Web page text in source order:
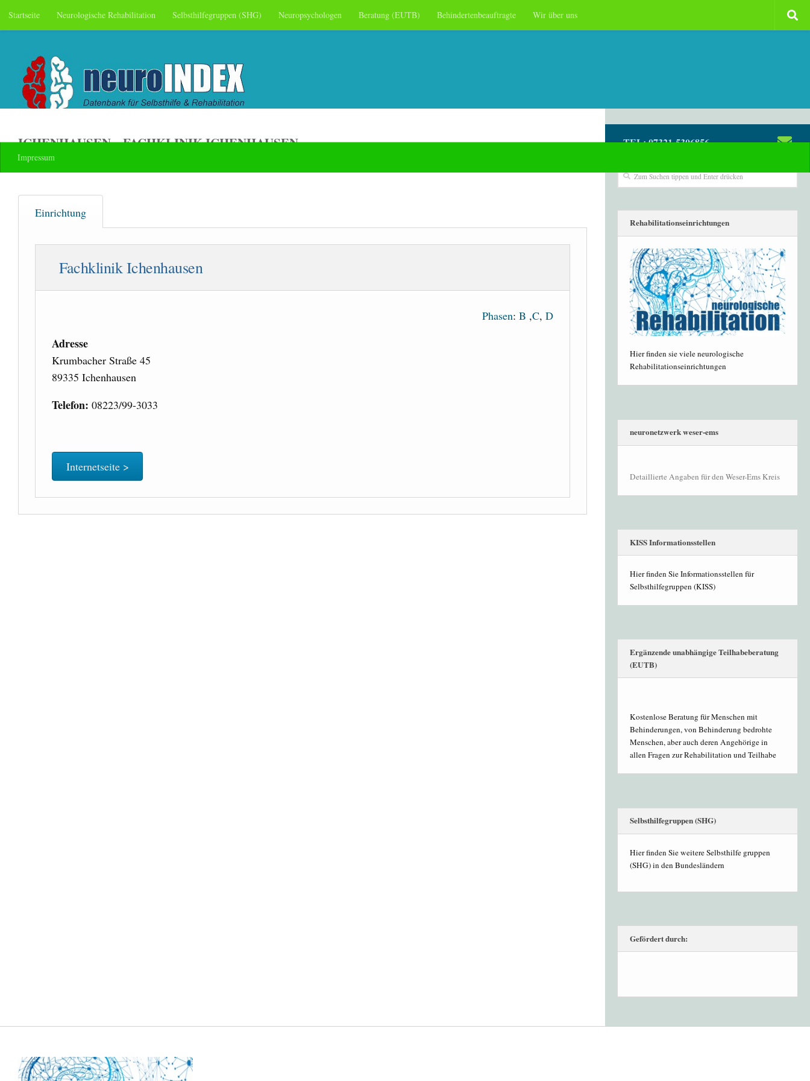
Skip to content
Startseite Neurologische Rehabilitation Selbsthilfegruppen (SHG) Neuropsychologen Beratung (EUTB) Behindertenbeauftragte Wir über uns
Impressum
ICHENHAUSEN – FACHKLINIK ICHENHAUSEN
Einrichtung
Fachklinik Ichenhausen
Phasen: B ,C, D
Adresse
Krumbacher Straße 45
89335 Ichenhausen
Telefon: 08223/99-3033
Internetseite >
TEL: 07321-5306856
Rehabilitationseinrichtungen
Hier finden sie viele neurologische
Rehabilitationseinrichtungen
neuronetzwerk weser-ems
Detaillierte Angaben für den Weser-Ems Kreis
KISS Informationsstellen
Hier finden Sie Informationsstellen für
Selbsthilfegruppen (KISS)
Ergänzende unabhängige Teilhabeberatung
(EUTB)
Kostenlose Beratung für Menschen mit
Behinderungen, von Behinderung bedrohte
Menschen, aber auch deren Angehörige in
allen Fragen zur Rehabilitation und Teilhabe
Selbsthilfegruppen (SHG)
Hier finden Sie weitere Selbsthilfe gruppen
(SHG) in den Bundesländern
Gefördert durch: